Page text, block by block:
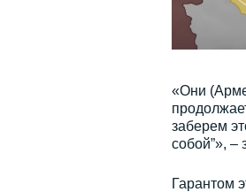
«Они
заберем
собой”», –
Гарантом